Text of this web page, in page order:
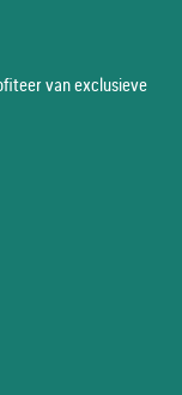
van exclusieve